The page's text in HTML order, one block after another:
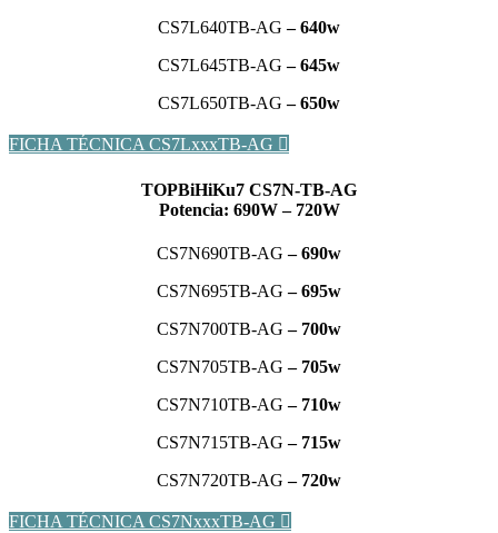
CS7L640TB-AG– 640w
CS7L645TB-AG– 645w
CS7L650TB-AG– 650w
FICHA TÉCNICA CS7LxxxTB-AG
TOPBiHiKu7 CS7N-TB-AG
Potencia: 690W – 720W
CS7N690TB-AG– 690w
CS7N695TB-AG– 695w
CS7N700TB-AG– 700w
CS7N705TB-AG– 705w
CS7N710TB-AG– 710w
CS7N715TB-AG– 715w
CS7N720TB-AG– 720w
FICHA TÉCNICA CS7NxxxTB-AG